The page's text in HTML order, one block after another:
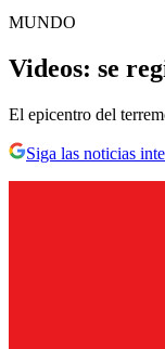
MUNDO
Videos: se
El epicentro del
Siga las noticias